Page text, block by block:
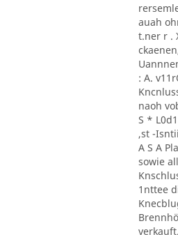
auah
t.ner r .
: A.
naoh
S *
,st -
A S A
sowie
1nttee